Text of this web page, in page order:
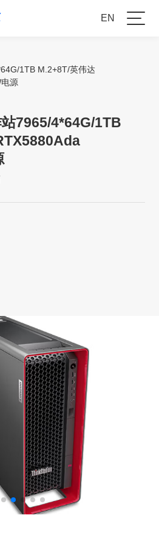
EN
1TB M.2+8T/英伟达
源
7965/4*64G/1TB